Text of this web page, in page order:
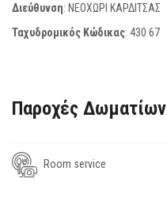
Διεύθυνση: ΝΕΟΧΩΡΙ ΚΑΡΔΙΤΣΑΣ
Ταχυδρομικός Κώδικας: 430 67
Παροχές Δωματίων
Room service